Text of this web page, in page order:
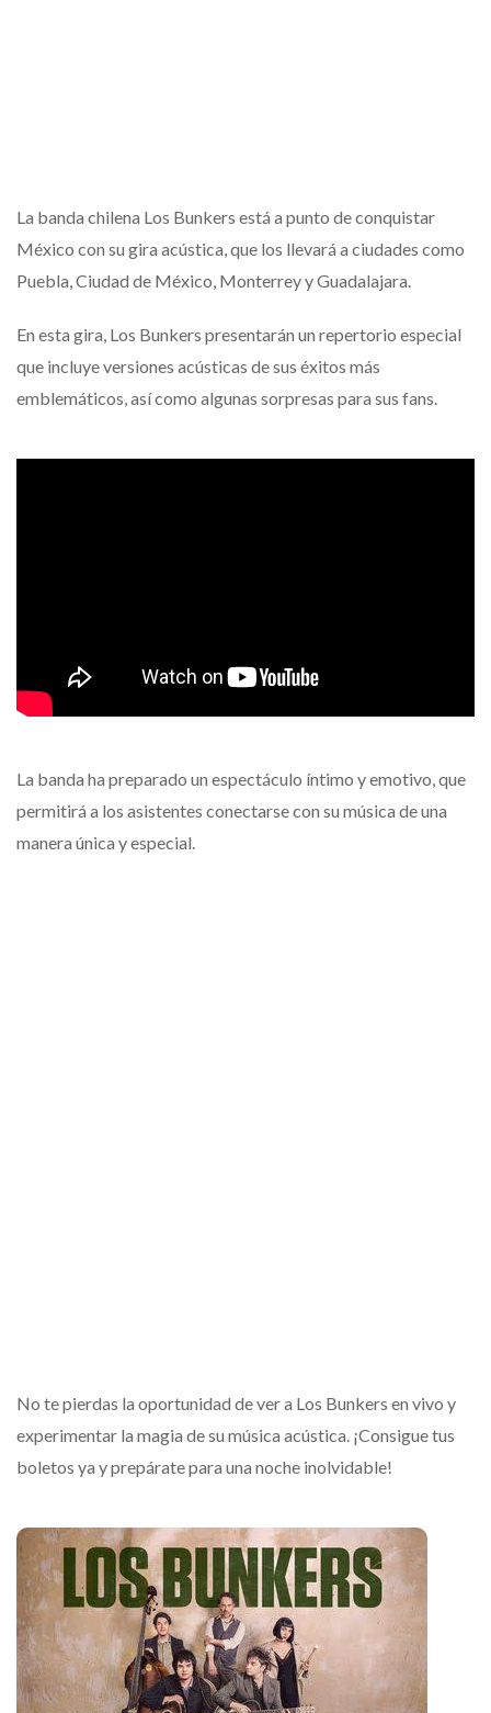
La banda chilena Los Bunkers está a punto de conquistar
México con su gira acústica, que los llevará a ciudades como
Puebla, Ciudad de México, Monterrey y Guadalajara.
En esta gira, Los Bunkers presentarán un repertorio especial
que incluye versiones acústicas de sus éxitos más
emblemáticos, así como algunas sorpresas para sus fans.
La banda ha preparado un espectáculo íntimo y emotivo, que
permitirá a los asistentes conectarse con su música de una
manera única y especial.
No te pierdas la oportunidad de ver a Los Bunkers en vivo y
experimentar la magia de su música acústica. ¡Consigue tus
boletos ya y prepárate para una noche inolvidable!